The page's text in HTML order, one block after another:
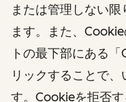
または管理しない
ます。また、
トの最下部にある
リックすることで
す。Cookieを拒否す